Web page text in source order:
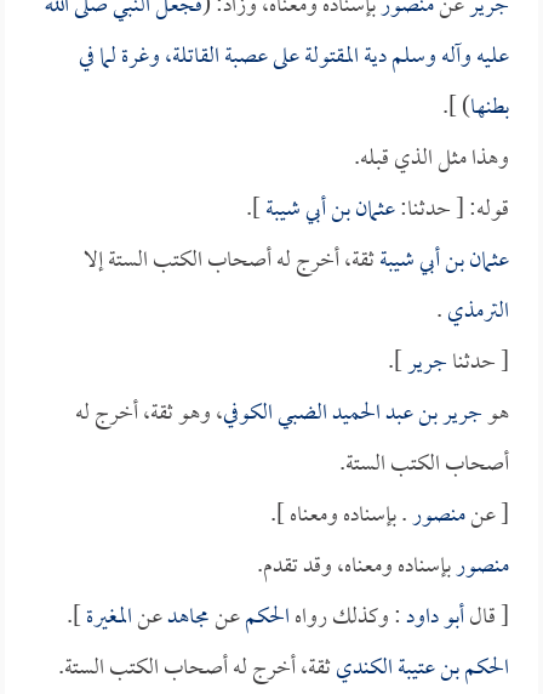
عليه وآله وسلم دية المقتولة على عصبة القاتلة، وغرة لما في
بطنها) ].
وهذا مثل الذي قبله.
قوله: [ حدثنا:عثمان بن أبي شيبة].
عثمان بن أبي شيبةثقة، أخرج له أصحاب الكتب الستة إلا
الترمذي.
[ حدثناجرير].
هوجرير بن عبد الحميد الضبي الكوفي، وهو ثقة، أخرج له
أصحاب الكتب الستة.
[ عنمنصور. بإسناده ومعناه ].
منصوربإسناده ومعناه، وقد تقدم.
[ قالأبو داود: وكذلك رواهالحكمعنمجاهدعنالمغيرة].
الحكم بن عتيبة الكنديثقة، أخرج له أصحاب الكتب الستة.